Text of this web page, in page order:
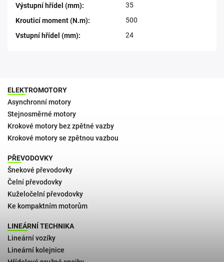
Výstupní hřídel (mm):
35
Krouticí moment (N.m):
500
Vstupní hřídel (mm): 24
ELEKTROMOTORY
Asynchronní motory
Stejnosměrné motory
Krokové motory bez zpětné vazby
Krokové motory se zpětnou vazbou
PŘEVODOVKY
Šnekové převodovky
Čelní převodovky
Kuželočelní převodovky
Ke kompaktním motorům
LINEÁRNÍ TECHNIKA
Lineární vozíky
Lineární kolejnice